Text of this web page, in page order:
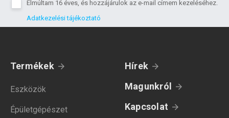
Elmúltam 16 éves, és hozzájárulok az e-mail címem kezeléséhez.
Adatkezelési tájékoztató
Termékek
Eszközök
Épületgépészet
Hírek
Magunkról
Kapcsolat